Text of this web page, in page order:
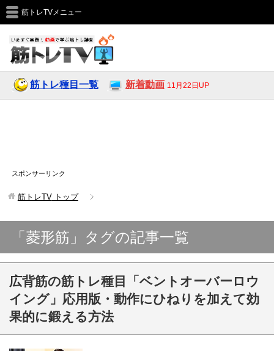
筋トレ種目一覧 新着動画 11月22日UP
スポンサーリンク
筋トレTVメニュー
筋トレTVトップ
「菱形筋」タグの記事一覧
広背筋の筋トレ種目「ベントオーバーロウ
イング」応用版・動作にひねりを加えて効
果的に鍛える方法